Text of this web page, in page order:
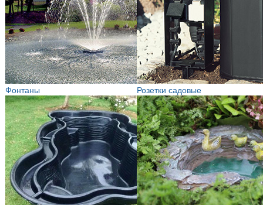
Фонтаны Розетки садовые